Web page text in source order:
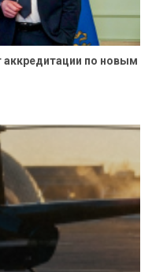
аккредитации по новым